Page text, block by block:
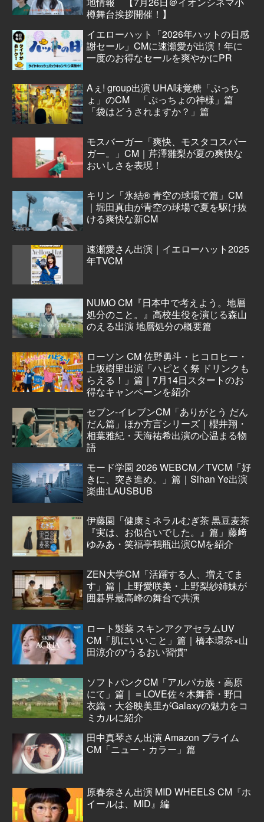
樽舞台挨拶開催！】
イエローハット「2026年ハットの日感
謝セール」CMに速瀬愛が出演！年に
一度のお得なセールを爽やかにPR
Aぇ! group出演 UHA味覚糖「ぷっち
ょ」のCM 「ぷっちょの神様」篇
「袋はどうされますか？」篇
モスバーガー「爽快、モスタコスバー
ガー。」CM｜芹澤雛梨が夏の爽快な
おいしさを表現！
キリン「氷結® 青空の球場で篇」CM
｜堀田真由が青空の球場で夏を駆け抜
ける爽快な新CM
速瀬愛さん出演｜イエローハット2025
年TVCM
NUMO CM『日本中で考えよう。地層
処分のこと。』高校生役を演じる森山
のえる出演 地層処分の概要篇
ローソン CM 佐野勇斗・ヒコロヒー・
上坂樹里出演「ハピとく祭 ドリンクも
らえる！」篇｜7月14日スタートのお
得なキャンペーンを紹介
セブン‐イレブンCM「ありがとう だん
だん篇」ほか方言シリーズ｜櫻井翔・
相葉雅紀・天海祐希出演の心温まる物
語
モード学園 2026 WEBCM／TVCM「好
きに、突き進め。」篇｜Sihan Ye出演
楽曲:LAUSBUB
伊藤園「健康ミネラルむぎ茶 黒豆麦茶
『実は、お似合いでした。』篇」藤﨑
ゆみあ・笑福亭鶴瓶出演CMを紹介
ZEN大学CM「活躍する人、増えてま
す」篇｜上野愛咲美・上野梨紗姉妹が
囲碁界最高峰の舞台で共演
ロート製薬 スキンアクアセラムUV
CM「肌にいいこと」篇｜橋本環奈×山
田涼介の“うるおい習慣”
ソフトバンクCM「アルパカ族・高原
にて」篇｜＝LOVE佐々木舞香・野口
衣織・大谷映美里がGalaxyの魅力をコ
ミカルに紹介
田中真琴さん出演 Amazon プライム
CM「ニュー・カラー」篇
原春奈さん出演 MID WHEELS CM『ホ
イールは、MID』編